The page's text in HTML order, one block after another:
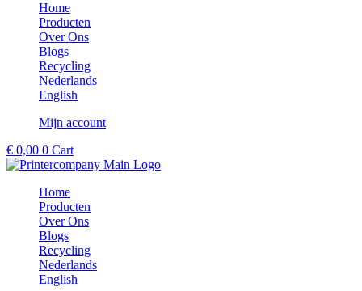
Home
Producten
Over Ons
Blogs
Recycling
Nederlands
English
Mijn account
€ 0,00 0 Cart
Home
Producten
Over Ons
Blogs
Recycling
Nederlands
English